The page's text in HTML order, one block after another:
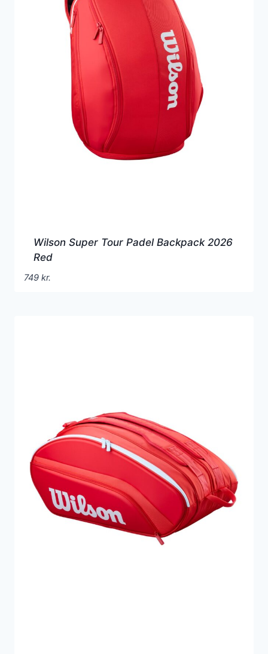
Wilson Super Tour Padel Backpack 2026
Red
749 kr.